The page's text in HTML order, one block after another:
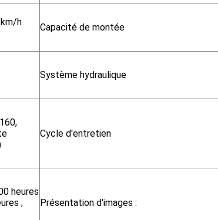
h
Capacité de montée
Système hydraulique
Cycle d'entretien
heures
;
Présentation d'images :